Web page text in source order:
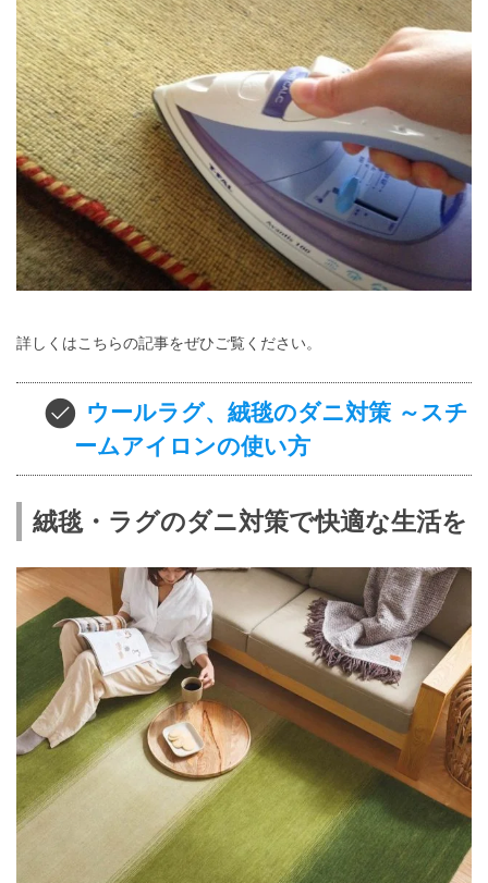
詳しくはこちらの記事をぜひご覧ください。
ウールラグ、絨毯のダニ対策 ～スチ
ームアイロンの使い方
絨毯・ラグのダニ対策で快適な生活を